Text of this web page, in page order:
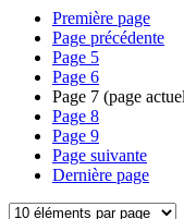
Première page
Page précédente
Page 5
Page 6
Page 7 (page
Page 8
Page 9
Page suivante
Dernière page